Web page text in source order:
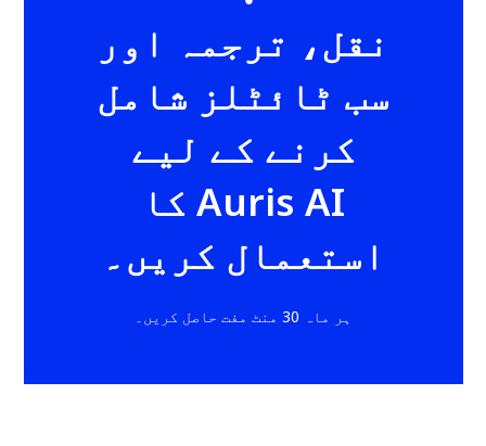
نقل، ترجمہ اور
سب ٹائٹلز شامل
کرنے کے لیے
Auris AI کا
استعمال کریں۔
ہر ماہ 30 منٹ مفت حاصل کریں۔